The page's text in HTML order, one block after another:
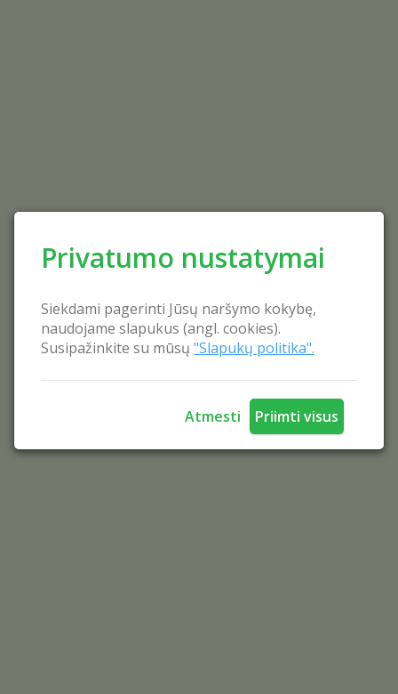
Privatumo nustatymai
Siekdami pagerinti Jūsų naršymo kokybę,
naudojame slapukus (angl. cookies).
Susipažinkite su mūsų "Slapukų politika".
Atmesti Priimti visus